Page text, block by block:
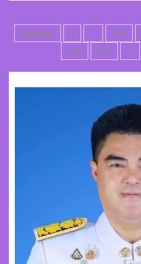
Posts
pagination
Previous 1 … 231
236
237 …